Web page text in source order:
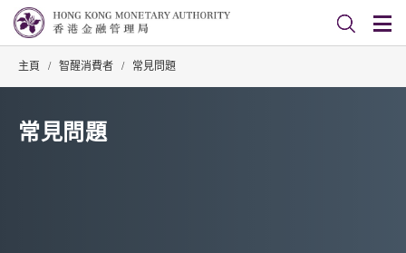
主頁 / 智醒消費者 / 常見問題
常見問題